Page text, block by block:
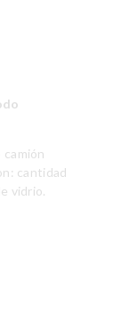
cantidad
vidrio.